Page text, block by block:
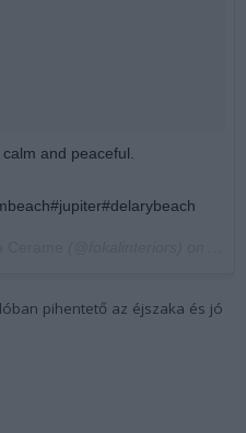
and peaceful.
pihentető az éjszaka és jó